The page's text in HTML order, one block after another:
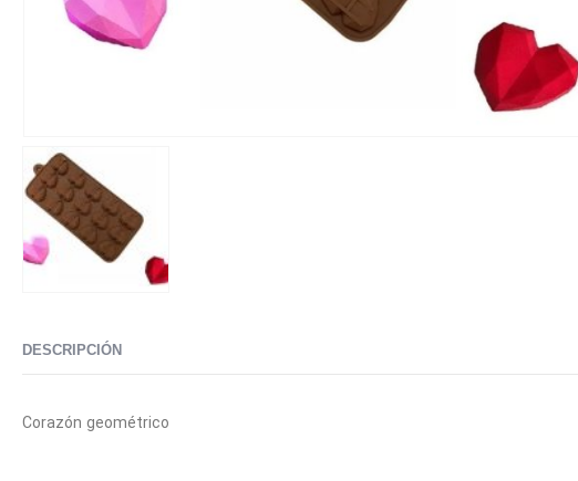
DESCRIPCIÓN
Corazón geométrico